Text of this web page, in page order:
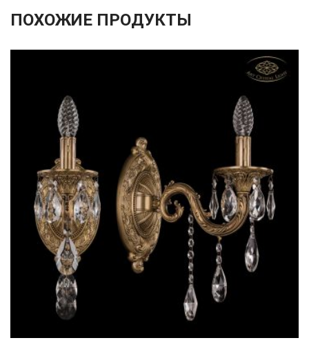
ПОХОЖИЕ ПРОДУКТЫ